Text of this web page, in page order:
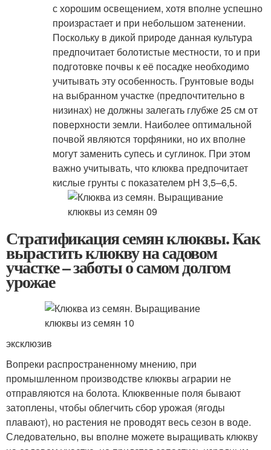
с хорошим освещением, хотя вполне успешно
произрастает и при небольшом затенении.
Поскольку в дикой природе данная культура
предпочитает болотистые местности, то и при
подготовке почвы к её посадке необходимо
учитывать эту особенность. Грунтовые воды
на выбранном участке (предпочтительно в
низинах) не должны залегать глубже 25 см от
поверхности земли. Наиболее оптимальной
почвой являются торфяники, но их вполне
могут заменить супесь и суглинок. При этом
важно учитывать, что клюква предпочитает
кислые грунты с показателем рН 3,5–6,5.
Стратификация семян клюквы. Как
вырастить клюкву на садовом
участке – заботы о самом долгом
урожае
эксклюзив
Вопреки распространенному мнению, при
промышленном производстве клюквы аграрии не
отправляются на болота. Клюквенные поля бывают
затоплены, чтобы облегчить сбор урожая (ягоды
плавают), но растения не проводят весь сезон в воде.
Следовательно, вы вполне можете выращивать клюкву